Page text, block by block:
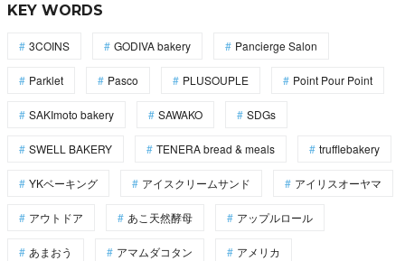
KEY WORDS
3COINS GODIVA bakery Pancierge Salon
Parklet Pasco PLUSOUPLE Point Pour Point
SAKImoto bakery SAWAKO SDGs
SWELL BAKERY TENERA bread & meals trufflebakery
YKベーキング アイスクリームサンド アイリスオーヤマ
アウトドア あこ天然酵母 アップルロール
あまおう アマムダコタン アメリカ